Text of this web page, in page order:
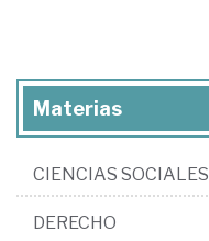
Materias
CIENCIAS SOCIALES
DERECHO